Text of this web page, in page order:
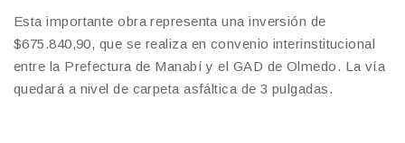
Esta importante obra representa una inversión de
$675.840,90, que se realiza en convenio interinstitucional
entre la Prefectura de Manabí y el GAD de Olmedo. La vía
quedará a nivel de carpeta asfáltica de 3 pulgadas.